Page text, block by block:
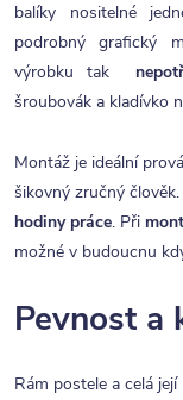
balíky nositelné
podrobný grafický
výrobku tak
šroubovák a kladívko
Montáž je ideální
šikovný zručný
hodiny práce. Při
možné v budoucnu
Pevnost a
Rám postele a celá